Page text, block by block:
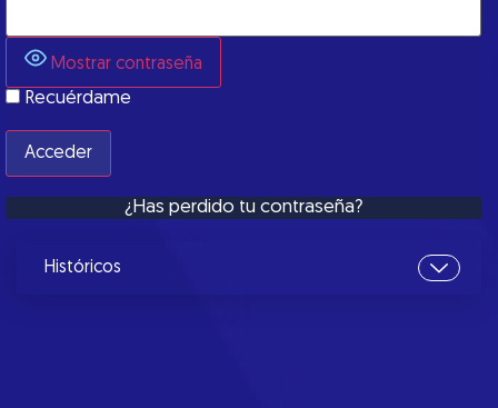
Mostrar contraseña
Recuérdame
¿Has perdido tu contraseña?
Históricos